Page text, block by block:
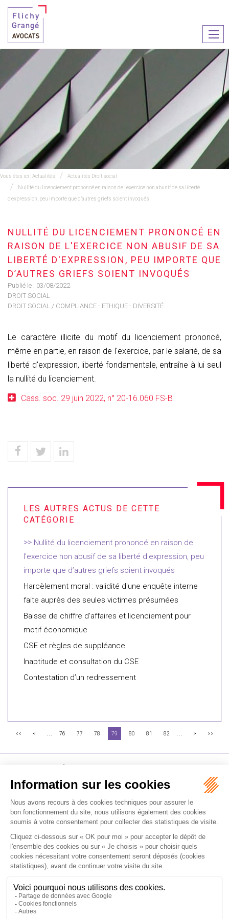
le
Vous êtes ici :Actualités
Actualités Droit social
Nullité du licenciement prononcé en raison de l'exercice non abusif de sa liberté
d'expression, peu importe que d’autres griefs soient invoqués
NULLITÉ DU LICENCIEMENT PRONONCÉ EN
RAISON DE L'EXERCICE NON ABUSIF DE SA
LIBERTÉ D'EXPRESSION, PEU IMPORTE QUE
D’AUTRES GRIEFS SOIENT INVOQUÉS
Publié le : 03/08/2022
DROIT SOCIAL
DROIT SOCIAL / COMPLIANCE - ETHIQUE - DIVERSITÉ
Le caractère illicite du motif du licenciement prononcé,
même en partie, en raison de l'exercice, par le salarié, de sa
liberté d'expression, liberté fondamentale, entraîne à lui seul
la nullité du licenciement.
Cass. soc. 29 juin 2022, n° 20-16.060 FS-B
Nullité du licenciement prononcé en raison de
l'exercice non abusif de sa liberté d'expression, peu
importe que d’autres griefs soient invoqués
Harcèlement moral : validité d'une enquête interne
faite auprès des seules victimes présumées
Baisse de chiffre d’affaires et licenciement pour
motif économique
CSE et règles de suppléance
Inaptitude et consultation du CSE
Contestation d’un redressement
<< < ... 76 77 78 79 80 81 82 ... > >>
16-18 Rue du 4 Septembre - 75002 Paris
Contactez-nous
RECEVOIR LA NEWSLETTER
Je m'inscris